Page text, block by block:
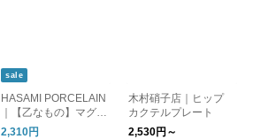
sale
HASAMI PORCELAIN
｜【乙なもの】マグカ
ップ Mサイズ
2,310円
木村硝子店｜ヒップ
カクテルプレート
2,530円～